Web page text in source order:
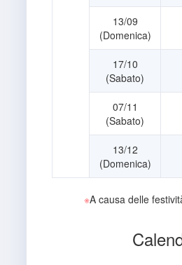
13/09
(Domenica)
17/10
(Sabato)
07/11
(Sabato)
13/12
(Domenica)
※A causa delle